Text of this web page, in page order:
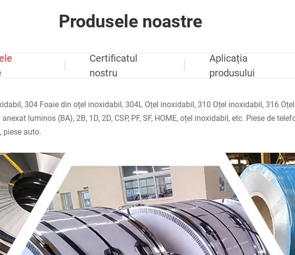
Produsele noastre
Certificatul
nostru
Aplicația
produsului
304 Foaie din oțel inoxidabil, 304L Oțel inoxidabil, 310 Oțel inoxidabil, 316
luminos (BA), 2B, 1D, 2D, CSP, PF, SF, HOME, oțel inoxidabil, etc. Piese de
piese auto.